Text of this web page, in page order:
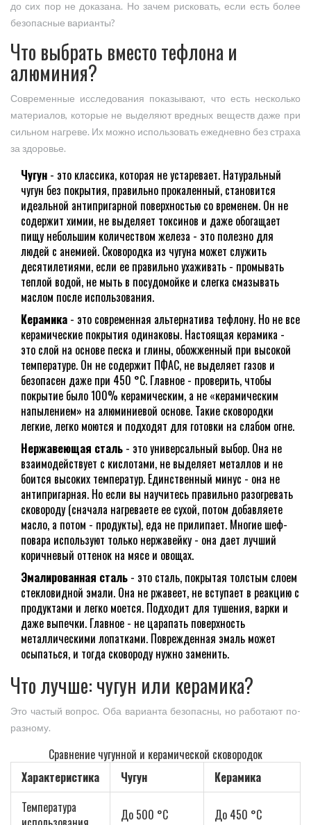
до сих пор не доказана. Но зачем рисковать, если есть более
безопасные варианты?
Что выбрать вместо тефлона и
алюминия?
Современные исследования показывают, что есть несколько
материалов, которые не выделяют вредных веществ даже при
сильном нагреве. Их можно использовать ежедневно без страха
за здоровье.
Чугун - это классика, которая не устаревает. Натуральный
чугун без покрытия, правильно прокаленный, становится
идеальной антипригарной поверхностью со временем. Он не
содержит химии, не выделяет токсинов и даже обогащает
пищу небольшим количеством железа - это полезно для
людей с анемией. Сковородка из чугуна может служить
десятилетиями, если ее правильно ухаживать - промывать
теплой водой, не мыть в посудомойке и слегка смазывать
маслом после использования.
Керамика - это современная альтернатива тефлону. Но не все
керамические покрытия одинаковы. Настоящая керамика -
это слой на основе песка и глины, обожженный при высокой
температуре. Он не содержит ПФАС, не выделяет газов и
безопасен даже при 450 °C. Главное - проверить, чтобы
покрытие было 100% керамическим, а не «керамическим
напылением» на алюминиевой основе. Такие сковородки
легкие, легко моются и подходят для готовки на слабом огне.
Нержавеющая сталь - это универсальный выбор. Она не
взаимодействует с кислотами, не выделяет металлов и не
боится высоких температур. Единственный минус - она не
антипригарная. Но если вы научитесь правильно разогревать
сковороду (сначала нагреваете ее сухой, потом добавляете
масло, а потом - продукты), еда не прилипает. Многие шеф-
повара используют только нержавейку - она дает лучший
коричневый оттенок на мясе и овощах.
Эмалированная сталь - это сталь, покрытая толстым слоем
стекловидной эмали. Она не ржавеет, не вступает в реакцию с
продуктами и легко моется. Подходит для тушения, варки и
даже выпечки. Главное - не царапать поверхность
металлическими лопатками. Поврежденная эмаль может
осыпаться, и тогда сковороду нужно заменить.
Что лучше: чугун или керамика?
Это частый вопрос. Оба варианта безопасны, но работают по-
разному.
Сравнение чугунной и керамической сковородок
Характеристика
Чугун
Керамика
Температура
До 500 °C До 450 °C